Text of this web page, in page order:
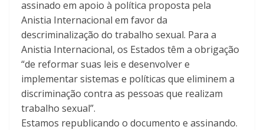
assinado em apoio à política proposta pela
Anistia Internacional em favor da
descriminalização do trabalho sexual. Para a
Anistia Internacional, os Estados têm a obrigação
“de reformar suas leis e desenvolver e
implementar sistemas e políticas que eliminem a
discriminação contra as pessoas que realizam
trabalho sexual”.
Estamos republicando o documento e assinando.